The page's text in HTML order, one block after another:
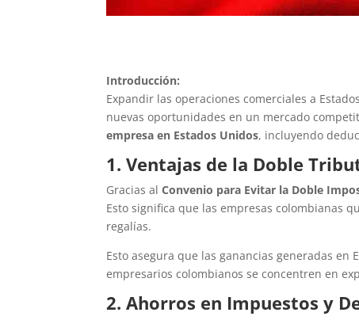
Introducción:
Expandir las operaciones comerciales a
nuevas oportunidades en un mercado
empresa en Estados Unidos, incluyendo
1. Ventajas de la Doble
Gracias alConvenio para Evitar la Doble
Esto significa que las empresas colombianas
regalías.
Esto asegura que las ganancias generadas
empresarios colombianos se concentren en
2. Ahorros en Impuestos y